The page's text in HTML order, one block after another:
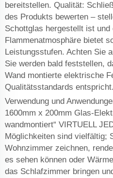
bereitstellen. Qualität:
des Produkts bewerten –
Schottglas hergestellt ist und
Flammenatmosphäre bietet
Leistungsstufen. Achten Sie
Sie werden bald feststellen,
Wand montierte elektrische
Qualitätsstandards entspricht.
Verwendung und
1600mm x 200mm Glas-
wandmontiert“ VIRTUELL
Möglichkeiten sind vielfältig;
Wohnzimmer zeichnen,
es sehen können oder
das Schlafzimmer bringen